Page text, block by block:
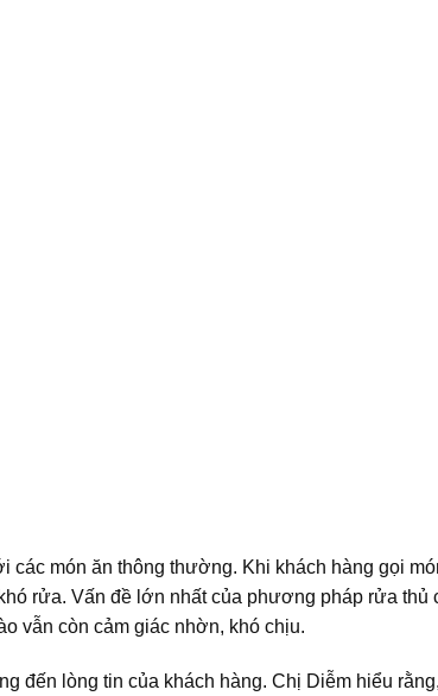
món ăn thông thường. Khi khách hàng gọi
rửa. Vấn đề lớn nhất của phương pháp rửa thủ
vẫn còn cảm giác nhờn, khó chịu.
đến lòng tin của khách hàng. Chị Diễm hiểu